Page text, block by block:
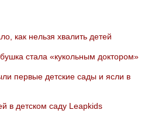
как нельзя хвалить детей
стала «кукольным доктором»
первые детские сады и ясли в
в детском саду Leapkids